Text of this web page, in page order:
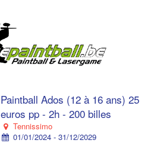
Paintball Ados (12 à 16 ans) 25
euros pp - 2h - 200 billes
Tennissimo
01/01/2024 - 31/12/2029